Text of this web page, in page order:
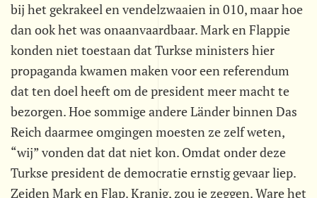
bij het gekrakeel en vendelzwaaien in 010, maar hoe
dan ook het was onaanvaardbaar. Mark en Flappie
konden niet toestaan dat Turkse ministers hier
propaganda kwamen maken voor een referendum
dat ten doel heeft om de president meer macht te
bezorgen. Hoe sommige andere Länder binnen Das
Reich daarmee omgingen moesten ze zelf weten,
“wij” vonden dat dat niet kon. Omdat onder deze
Turkse president de democratie ernstig gevaar liep.
Zeiden Mark en Flap. Kranig, zou je zeggen. Ware het